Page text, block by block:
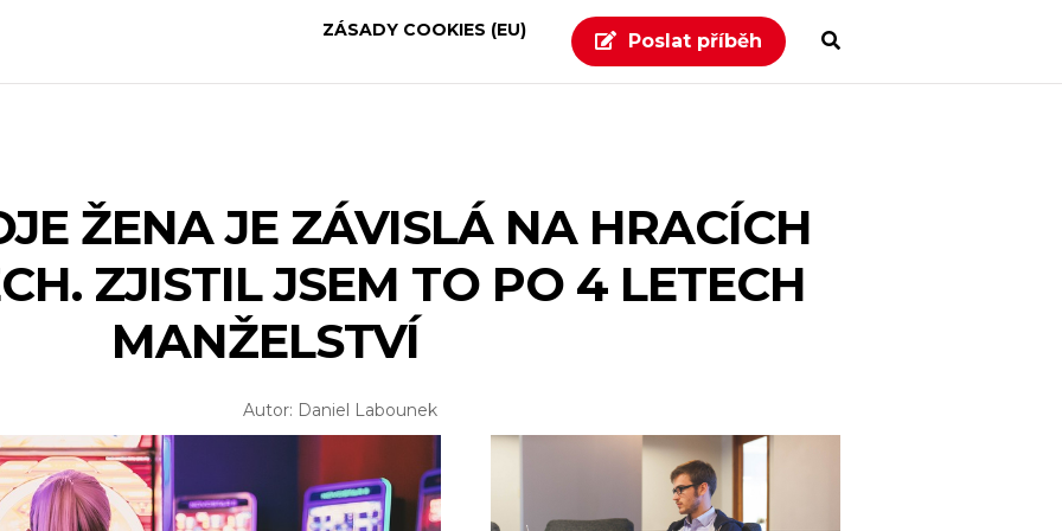
Poslat příběh
ZÁSADY COOKIES (EU)
ŽENA JE ZÁVISLÁ NA HRACÍCH
ZJISTIL JSEM TO PO 4 LETECH
MANŽELSTVÍ
Autor: Daniel Labounek